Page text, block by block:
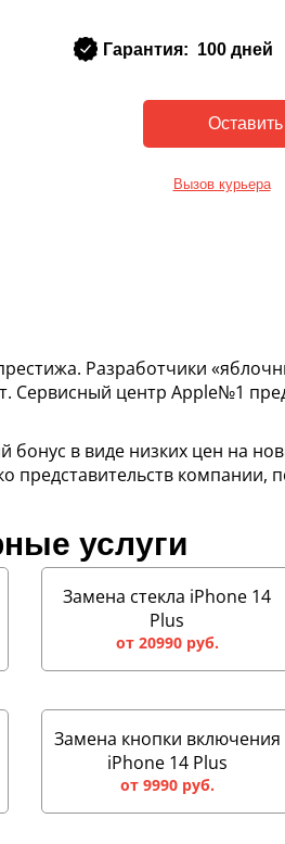
Гарантия: 100 дней
Вызов курьера
Разработчики
Сервисный центр Apple№1
в виде низких цен на
компании,
услуги
Замена стекла iPhone 14
Plus
от 20990 руб.
Замена кнопки включения
iPhone 14 Plus
от 9990 руб.